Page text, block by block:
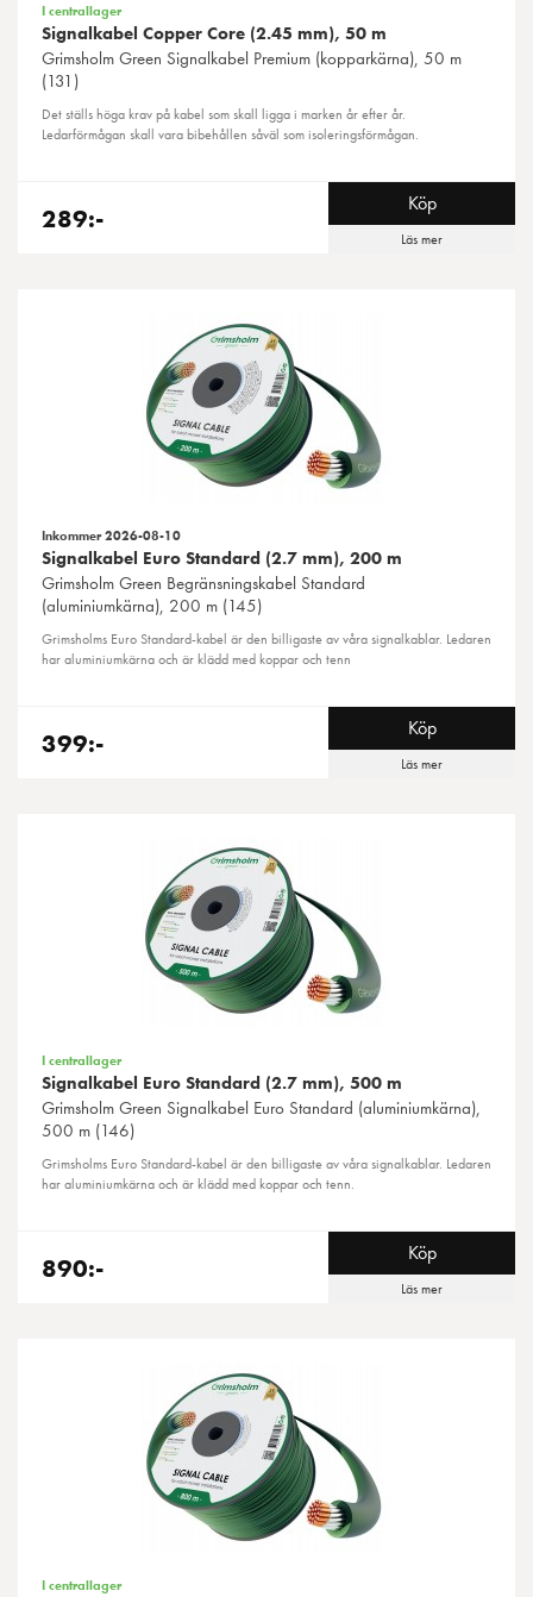
I centrallager
Signalkabel Copper Core (2.45 mm), 50 m
Grimsholm Green Signalkabel Premium (kopparkärna), 50 m
(131)
Det ställs höga krav på kabel som skall ligga i marken år efter år.
Ledarförmågan skall vara bibehållen såväl som isoleringsförmågan.
289:- Köp
Läs mer
Inkommer 2026-08-10
Signalkabel Euro Standard (2.7 mm), 200 m
Grimsholm Green Begränsningskabel Standard
(aluminiumkärna), 200 m (145)
Grimsholms Euro Standard-kabel är den billigaste av våra signalkablar. Ledaren
har aluminiumkärna och är klädd med koppar och tenn
399:- Köp
Läs mer
I centrallager
Signalkabel Euro Standard (2.7 mm), 500 m
Grimsholm Green Signalkabel Euro Standard (aluminiumkärna),
500 m (146)
Grimsholms Euro Standard-kabel är den billigaste av våra signalkablar. Ledaren
har aluminiumkärna och är klädd med koppar och tenn.
890:- Köp
Läs mer
I centrallager